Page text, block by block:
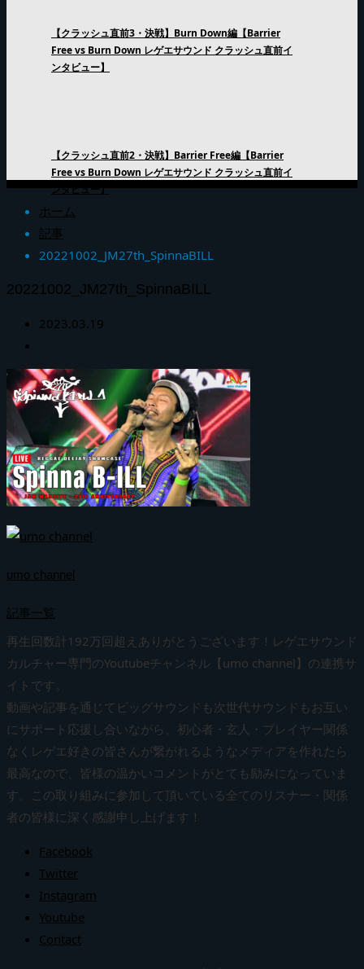
【クラッシュ直前3・決戦】Burn Down編【Barrier
Free vs Burn Down レゲエサウンド クラッシュ直前イ
ンタビュー】
【クラッシュ直前2・決戦】Barrier Free編【Barrier
Free vs Burn Down レゲエサウンド クラッシュ直前イ
ンタビュー】
ホーム
記事
20221002_JM27th_SpinnaBILL
20221002_JM27th_SpinnaBILL
2023.03.19
umo channel
記事一覧
再生回数計192万回超えありがとうございます！レゲエサウンド
カルチャー専門のYoutubeチャンネル【umo channel】の連携サ
イトです。
動画や記事を通じてビッグサウンドも次世代サウンドもお互い
にサポート応援し合いながら、初心者・玄人・プレイヤー関係
なくレゲエ好きの皆さんが繋がれるようなメディアを作れたら
最高なので、皆様の温かいコメントがとても励みになっていま
す。この取り組みに参加して頂いている全てのリスナー・関係
者の皆様に深く感謝申し上げます！
Facebook
Twitter
Instagram
Youtube
Contact